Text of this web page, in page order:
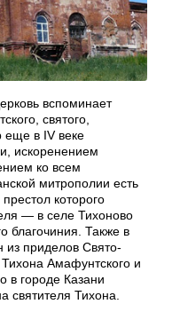
вспоминает
святого,
еще в IV веке
искоренением
ко всем
митрополии есть
которого
— в селе Тихоново
благочиния. Также в
из приделов Свято-
Амафунтского и
в городе Казани
святителя Тихона.